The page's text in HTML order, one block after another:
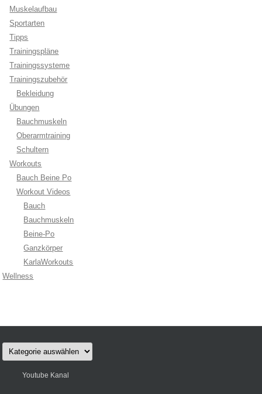
Muskelaufbau
Sportarten
Tipps
Trainingspläne
Trainingssysteme
Trainingszubehör
Bekleidung
Übungen
Bauchmuskeln
Oberarmtraining
Schultern
Workouts
Bauch Beine Po
Workout Videos
Bauch
Bauchmuskeln
Beine-Po
Ganzkörper
KarlaWorkouts
Wellness
Kategorien
Youtube Kanal